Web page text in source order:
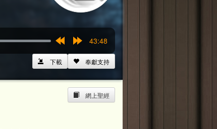
15s
15s
43:48
奉獻支持
下載
網上聖經